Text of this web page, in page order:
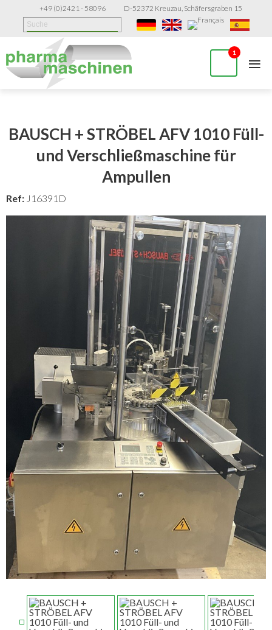
+49 (0)2421 - 58096 D-52372 Kreuzau, Schäfersgraben 15
1 ≡
BAUSCH + STRÖBEL AFV 1010 Füll-
und Verschließmaschine für
Ampullen
Ref: J16391D